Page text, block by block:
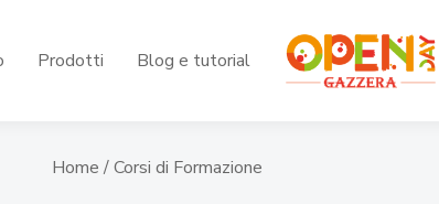
Prodotti Blog e tutorial
Home / Corsi di Formazione